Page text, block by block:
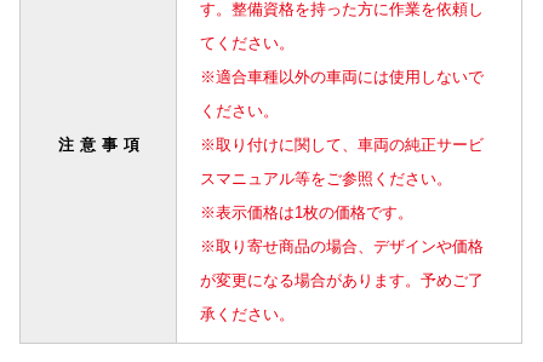
注意事項
す。整備資格を持った方に作業を依頼し
てください。
※適合車種以外の車両には使用しないで
ください。
※取り付けに関して、車両の純正サービ
スマニュアル等をご参照ください。
※表示価格は1枚の価格です。
※取り寄せ商品の場合、デザインや価格
が変更になる場合があります。予めご了
承ください。